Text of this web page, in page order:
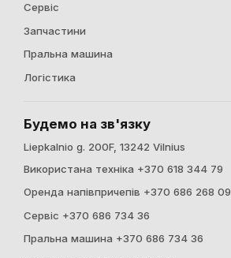
Сервіс
Запчастини
Пральна машина
Логістика
Будемо на зв'язку
Liepkalnio g. 200F, 13242 Vilnius
Використана техніка +370 618 344 79
Оренда напівпричепів +370 686 268 09
Сервіс +370 686 734 36
Пральна машина +370 686 734 36